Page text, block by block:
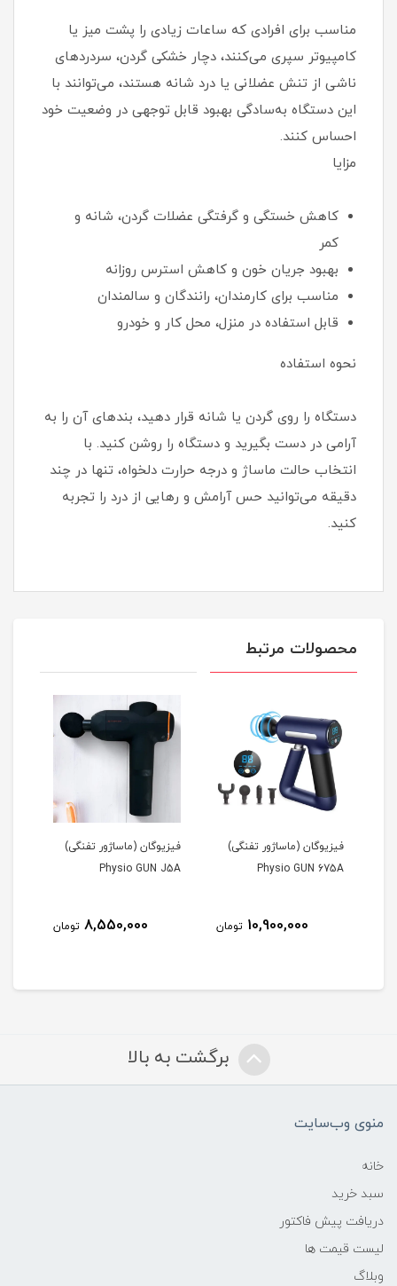
مناسب برای افرادی که ساعات زیادی را پشت میز یا
کامپیوتر سپری می‌کنند، دچار خشکی گردن، سردردهای
ناشی از تنش عضلانی یا درد شانه هستند، می‌توانند با
این دستگاه به‌سادگی بهبود قابل توجهی در وضعیت خود
احساس کنند.
مزایا
کاهش خستگی و گرفتگی عضلات گردن، شانه و
کمر
بهبود جریان خون و کاهش استرس روزانه
مناسب برای کارمندان، رانندگان و سالمندان
قابل استفاده در منزل، محل کار و خودرو
نحوه استفاده
دستگاه را روی گردن یا شانه قرار دهید، بندهای آن را به
آرامی در دست بگیرید و دستگاه را روشن کنید. با
انتخاب حالت ماساژ و درجه حرارت دلخواه، تنها در چند
دقیقه می‌توانید حس آرامش و رهایی از درد را تجربه
کنید.
محصولات مرتبط
فیزیوگان (ماساژور تفنگی)
Physio GUN 675A
10,900,000 تومان
فیزیوگان (ماساژور تفنگی)
Physio GUN J5A
8,550,000 تومان
برگشت به بالا
منوی وب‌سایت
خانه
سبد خرید
دریافت پیش فاکتور
لیست قیمت ها
وبلاگ